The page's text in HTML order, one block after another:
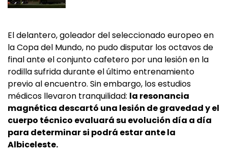
El delantero, goleador del seleccionado europeo en
la Copa del Mundo, no pudo disputar los octavos de
final ante el conjunto cafetero por una lesión en la
rodilla sufrida durante el último entrenamiento
previo al encuentro. Sin embargo, los estudios
médicos llevaron tranquilidad: la resonancia
magnética descartó una lesión de gravedad y el
cuerpo técnico evaluará su evolución día a día
para determinar si podrá estar ante la
Albiceleste.